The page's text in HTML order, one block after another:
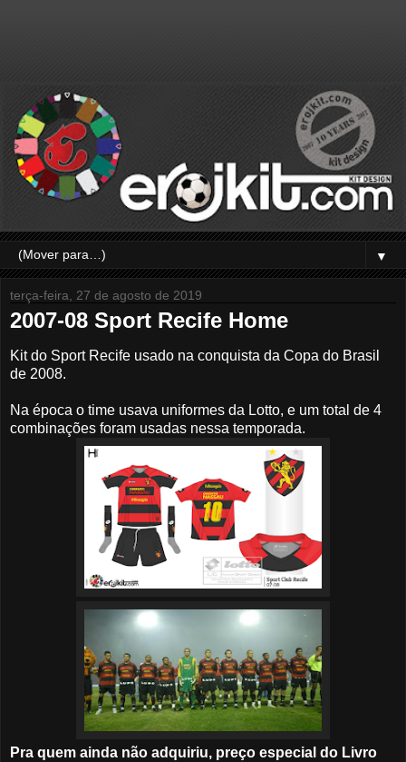
▼
terça-feira, 27 de agosto de 2019
2007-08 Sport Recife Home
Kit do Sport Recife usado na conquista da Copa do Brasil
de 2008.
Na época o time usava uniformes da Lotto, e um total de 4
combinações foram usadas nessa temporada.
Pra quem ainda não adquiriu, preço especial do Livro